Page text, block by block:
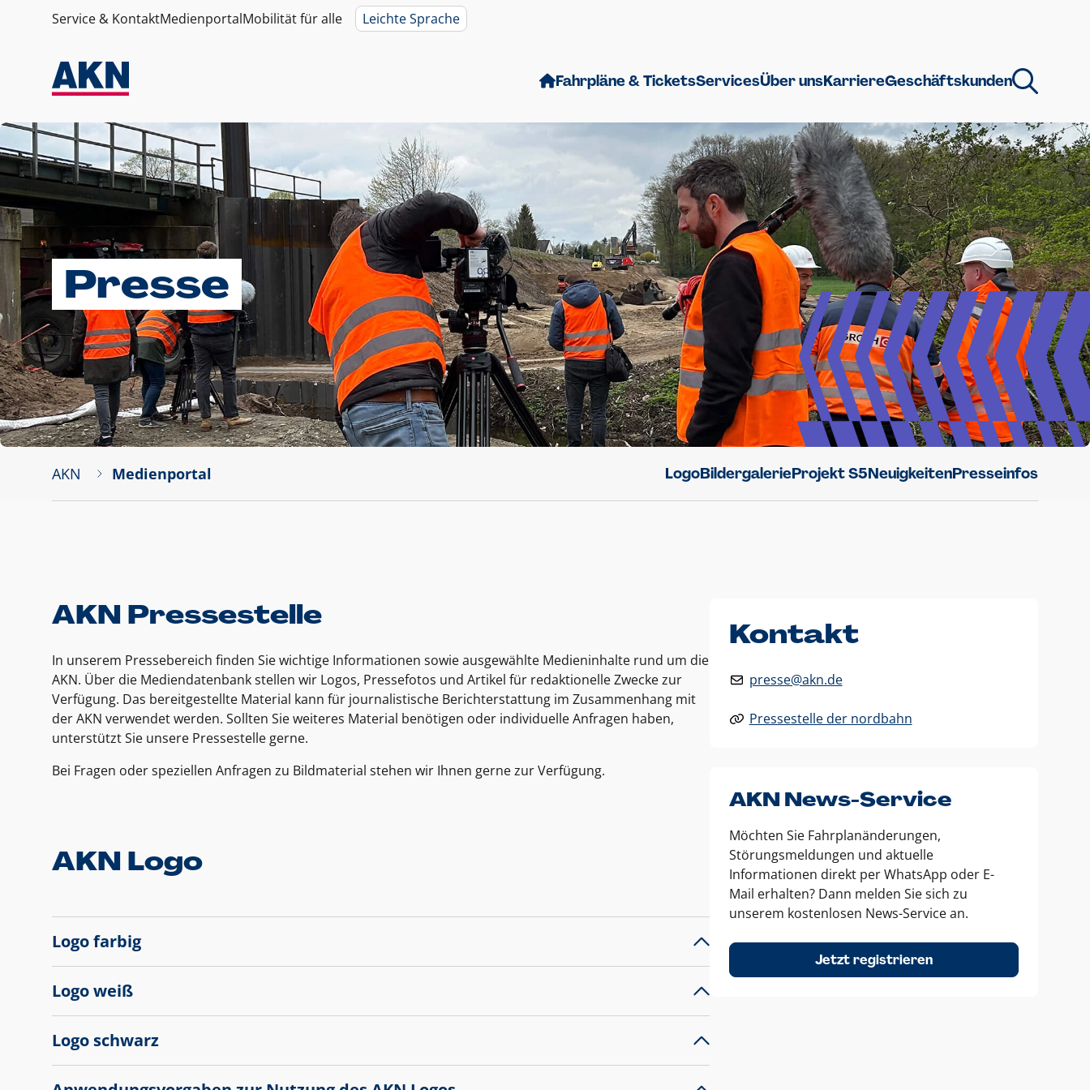
Service & KontaktMedienportalMobilität für alle Leichte Sprache
Fahrpläne & TicketsServicesÜber unsKarriereGeschäftskunden
Presse
AKN Medienportal LogoBildergalerieProjekt S5NeuigkeitenPresseinfos
AKN Pressestelle
In unserem Pressebereich finden Sie wichtige Informationen sowie ausgewählte Medieninhalte rund um die
AKN. Über die Mediendatenbank stellen wir Logos, Pressefotos und Artikel für redaktionelle Zwecke zur
Verfügung. Das bereitgestellte Material kann für journalistische Berichterstattung im Zusammenhang mit
der AKN verwendet werden. Sollten Sie weiteres Material benötigen oder individuelle Anfragen haben,
unterstützt Sie unsere Pressestelle gerne.
Bei Fragen oder speziellen Anfragen zu Bildmaterial stehen wir Ihnen gerne zur Verfügung.
AKN Logo
Logo farbig
Logo weiß
Logo schwarz
Kontakt
presse@akn.de
Pressestelle der nordbahn
AKN News-Service
Möchten Sie Fahrplanänderungen,
Störungsmeldungen und aktuelle
Informationen direkt per WhatsApp oder E-
Mail erhalten? Dann melden Sie sich zu
unserem kostenlosen News-Service an.
Jetzt registrieren